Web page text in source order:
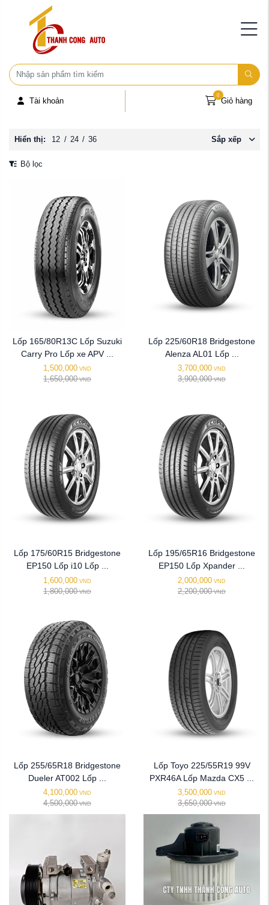
Tài khoản Giỏ hàng
0
Hiển thị: 12 / 24 / 36 Sắp xếp
Bộ lọc
Lốp 165/80R13C Lốp Suzuki
Carry Pro Lốp xe APV ...
1,500,000 VND
1,650,000 VND
Lốp 225/60R18 Bridgestone
Alenza AL01 Lốp ...
3,700,000 VND
3,900,000 VND
Lốp 175/60R15 Bridgestone
EP150 Lốp i10 Lốp ...
1,600,000 VND
1,800,000 VND
Lốp 195/65R16 Bridgestone
EP150 Lốp Xpander ...
2,000,000 VND
2,200,000 VND
Lốp 255/65R18 Bridgestone
Dueler AT002 Lốp ...
4,100,000 VND
4,500,000 VND
Lốp Toyo 225/55R19 99V
PXR46A Lốp Mazda CX5 ...
3,500,000 VND
3,650,000 VND